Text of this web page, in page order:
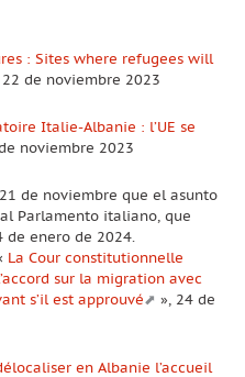
: Sites where refugees will
22 de noviembre 2023
Italie-Albanie : l’UE se
noviembre 2023
de noviembre que el asunto
Parlamento italiano, que
enero de 2024.
La Cour constitutionnelle
sur la migration avec
s’il est approuvé
», 24 de
en Albanie l’accueil